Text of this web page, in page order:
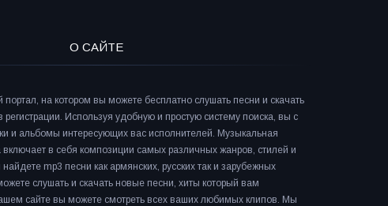
О САЙТЕ
на котором вы можете бесплатно слушать песни и скачать
Используя удобную и простую систему поиска, вы с
и альбомы интересующих вас исполнителей. Музыкальная
включает в себя композиции самых различных жанров, стилей и
mp3 песни как армянских, русских так и зарубежных
слушать и скачать новые песни, хиты который вам
сайте вы можете смотреть всех ваших любимых клипов. Мы